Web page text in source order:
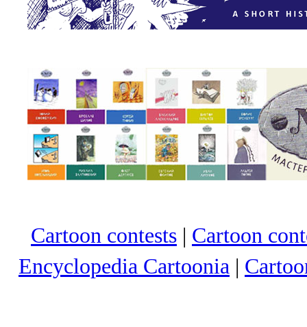
Cartoon contests | Cartoon
Encyclopedia Cartoonia |